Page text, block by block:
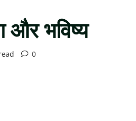
और भविष्य
0